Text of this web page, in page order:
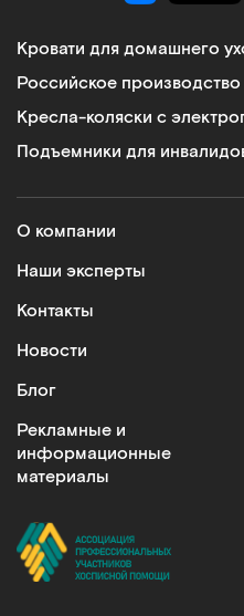
Кровати для домашнего
Российское производство
Кресла-коляски с
Подъемники для
О компании
Наши эксперты
Контакты
Новости
Блог
Рекламные и
информационные
материалы